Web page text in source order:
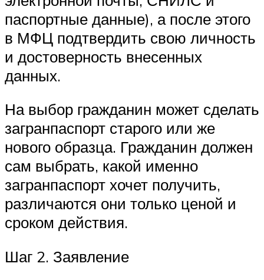
паспортные данные), а после этого
в МФЦ подтвердить свою личность
и достоверность внесенных
данных.
На выбор гражданин может сделать
загранпаспорт старого или же
нового образца. Гражданин должен
сам выбрать, какой именно
загранпаспорт хочет получить,
различаются они только ценой и
сроком действия.
Шаг 2. Заявление